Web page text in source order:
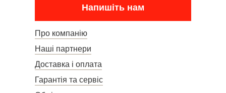
Напишіть нам
Про компанію
Наші партнери
Доставка і оплата
Гарантія та сервіс